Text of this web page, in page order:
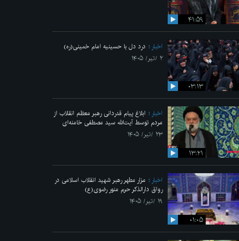
۴۱:۵۹
۰۳:۱۳
اخبار
درد دل با حسینیه امام خمینی(ره)
۲ /تیر/ ۱۴۰۵
۱۳:۲۱
اخبار
ابلاغ پیام قدردانی رهبر معظم انقلاب از
مردم توسط آیت‌الله سید مصطفی خامنه‌ای
۲۳ /تیر/ ۱۴۰۵
۰۱:۰۵
اخبار
مزار مطهر رهبر شهید انقلاب اسلامی در
رواق دارالذکر حرم منور رضوی(ع)
۱۹ /تیر/ ۱۴۰۵